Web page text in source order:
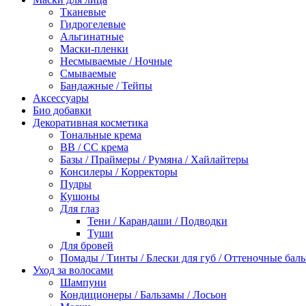
Тканевые
Гидрогелевые
Альгинатные
Маски-пленки
Несмываемые / Ночные
Смываемые
Бандажные / Тейпы
Аксессуары
Био добавки
Декоративная косметика
Тональные крема
BB / СС крема
Базы / Праймеры / Румяна / Хайлайтеры
Консилеры / Корректоры
Пудры
Кушоны
Для глаз
Тени / Карандаши / Подводки
Туши
Для бровей
Помады / Тинты / Блески для губ / Оттеночные
Уход за волосами
Шампуни
Кондиционеры / Бальзамы / Лосьон